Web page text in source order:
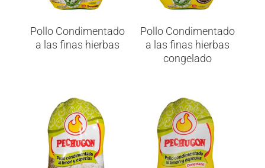
Pollo Condimentado
a las finas hierbas
Pollo Condimentado
a las finas hierbas
congelado